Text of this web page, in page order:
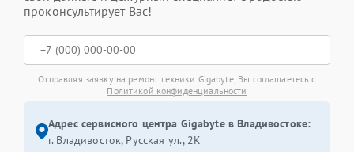
проконсультирует Вас!
Отправляя заявку на ремонт техники Gigabyte, Вы соглашаетесь с
Политикой конфиденциальности
Адрес сервисного центра Gigabyte в Владивостоке:
г. Владивосток, Русская ул., 2К